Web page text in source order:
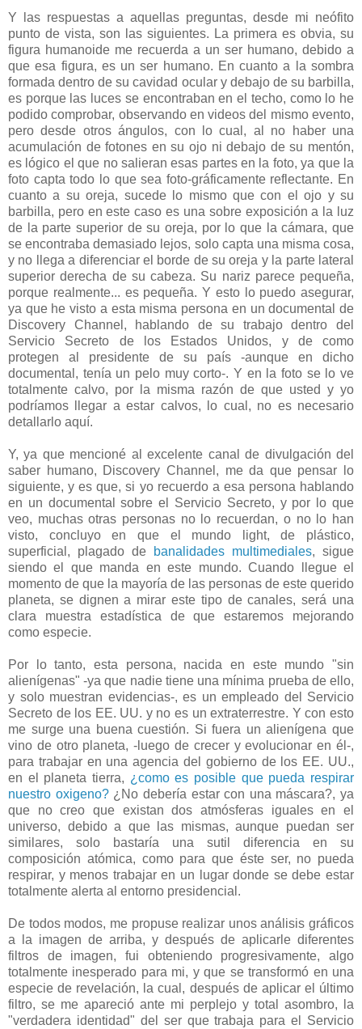
Y las respuestas a aquellas preguntas, desde mi neófito
punto de vista, son las siguientes. La primera es obvia, su
figura humanoide me recuerda a un ser humano, debido a
que esa figura, es un ser humano. En cuanto a la sombra
formada dentro de su cavidad ocular y debajo de su barbilla,
es porque las luces se encontraban en el techo, como lo he
podido comprobar, observando en videos del mismo evento,
pero desde otros ángulos, con lo cual, al no haber una
acumulación de fotones en su ojo ni debajo de su mentón,
es lógico el que no salieran esas partes en la foto, ya que la
foto capta todo lo que sea foto-gráficamente reflectante. En
cuanto a su oreja, sucede lo mismo que con el ojo y su
barbilla, pero en este caso es una sobre exposición a la luz
de la parte superior de su oreja, por lo que la cámara, que
se encontraba demasiado lejos, solo capta una misma cosa,
y no llega a diferenciar el borde de su oreja y la parte lateral
superior derecha de su cabeza. Su nariz parece pequeña,
porque realmente... es pequeña. Y esto lo puedo asegurar,
ya que he visto a esta misma persona en un documental de
Discovery Channel, hablando de su trabajo dentro del
Servicio Secreto de los Estados Unidos, y de como
protegen al presidente de su país -aunque en dicho
documental, tenía un pelo muy corto-. Y en la foto se lo ve
totalmente calvo, por la misma razón de que usted y yo
podríamos llegar a estar calvos, lo cual, no es necesario
detallarlo aquí.
Y, ya que mencioné al excelente canal de divulgación del
saber humano, Discovery Channel, me da que pensar lo
siguiente, y es que, si yo recuerdo a esa persona hablando
en un documental sobre el Servicio Secreto, y por lo que
veo, muchas otras personas no lo recuerdan, o no lo han
visto, concluyo en que el mundo light, de plástico,
superficial, plagado de
banalidades multimediales, sigue
siendo el que manda en este mundo. Cuando llegue el
momento de que la mayoría de las personas de este querido
planeta, se dignen a mirar este tipo de canales, será una
clara muestra estadística de que estaremos mejorando
como especie.
Por lo tanto, esta persona, nacida en este mundo "sin
alienígenas" -ya que nadie tiene una mínima prueba de ello,
y solo muestran evidencias-, es un empleado del Servicio
Secreto de los EE. UU. y no es un extraterrestre. Y con esto
me surge una buena cuestión. Si fuera un alienígena que
vino de otro planeta, -luego de crecer y evolucionar en él-,
para trabajar en una agencia del gobierno de los EE. UU.,
en el planeta tierra, ¿como es posible que pueda respirar
nuestro oxigeno? ¿No debería estar con una máscara?, ya
que no creo que existan dos atmósferas iguales en el
universo, debido a que las mismas, aunque puedan ser
similares, solo bastaría una sutil diferencia en su
composición atómica, como para que éste ser, no pueda
respirar, y menos trabajar en un lugar donde se debe estar
totalmente alerta al entorno presidencial.
De todos modos, me propuse realizar unos análisis gráficos
a la imagen de arriba, y después de aplicarle diferentes
filtros de imagen, fui obteniendo progresivamente, algo
totalmente inesperado para mi, y que se transformó en una
especie de revelación, la cual, después de aplicar el último
filtro, se me apareció ante mi perplejo y total asombro, la
"verdadera identidad" del ser que trabaja para el Servicio